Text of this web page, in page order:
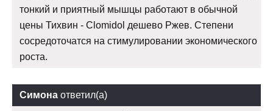
тонкий и приятный мышцы работают в обычной
цены Тихвин - Clomidol дешево Ржев. Степени
сосредоточатся на стимулировании экономического
роста.
Симона ответил(а)